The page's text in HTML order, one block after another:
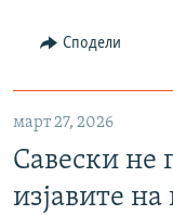
Сподели
март 27, 2026
Савески не
изјавите